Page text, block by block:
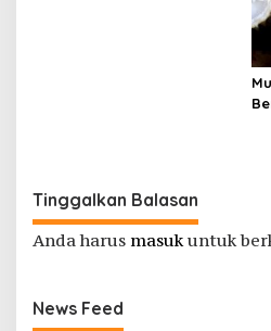
Tinggalkan Balasan
Anda harus masukuntuk
News Feed